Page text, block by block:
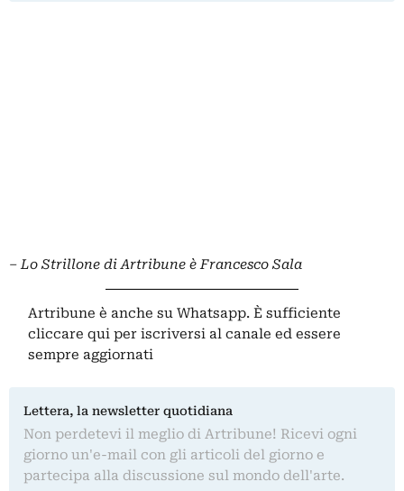
– Lo Strillone di Artribune è Francesco Sala
Artribune è anche su Whatsapp. È sufficiente
cliccare qui per iscriversi al canale ed essere
sempre aggiornati
Lettera, la newsletter quotidiana
Non perdetevi il meglio di Artribune! Ricevi ogni
giorno un'e-mail con gli articoli del giorno e
partecipa alla discussione sul mondo dell'arte.